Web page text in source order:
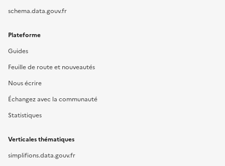
schema.data.gouv.fr
Plateforme
Guides
Feuille de route et nouveautés
Nous écrire
Échangez avec la communauté
Statistiques
Verticales thématiques
simplifions.data.gouv.fr